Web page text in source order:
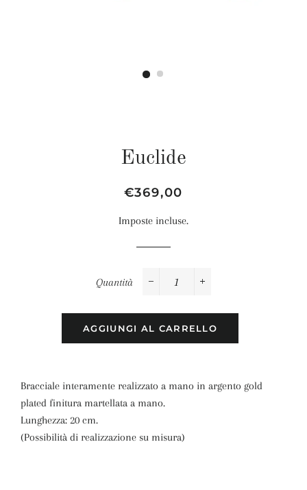
Euclide
Prezzo
listino
Prezzo
€369,00
Imposte incluse.
Quantità
AGGIUNGI AL CARRELLO
Bracciale interamente realizzato a mano in argento gold
plated finitura martellata a mano.
Lunghezza: 20 cm.
(Possibilità di realizzazione su misura)